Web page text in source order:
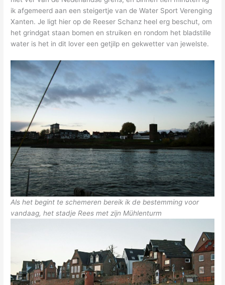
ik afgemeerd aan een steigertje van de Water Sport Verenging
Xanten. Je ligt hier op de Reeser Schanz heel erg beschut, om
het grindgat staan bomen en struiken en rondom het bladstille
water is het in dit lover een getjilp en gekwetter van jewelste.
Als het begint te schemeren bereik ik de bestemming voor
vandaag, het stadje Rees met zijn Mühlenturm